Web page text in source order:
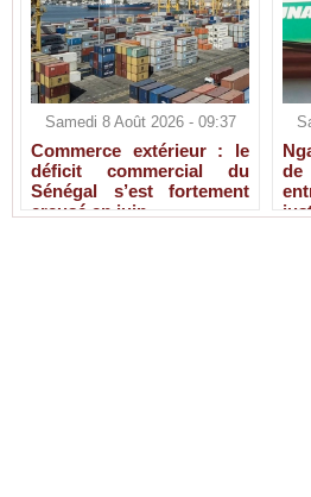
Samedi 8 Août 2026 - 09:37
Commerce extérieur : le
déficit commercial du
Sénégal s’est fortement
creusé en juin